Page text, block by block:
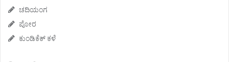
ಚದಿಯಂಗ
ಪೋರ
ಕುಂಡಿಕೆಕ್ ಕಳೆ